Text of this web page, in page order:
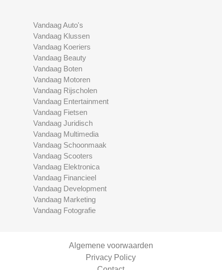
Vandaag Auto's
Vandaag Klussen
Vandaag Koeriers
Vandaag Beauty
Vandaag Boten
Vandaag Motoren
Vandaag Rijscholen
Vandaag Entertainment
Vandaag Fietsen
Vandaag Juridisch
Vandaag Multimedia
Vandaag Schoonmaak
Vandaag Scooters
Vandaag Elektronica
Vandaag Financieel
Vandaag Development
Vandaag Marketing
Vandaag Fotografie
Algemene voorwaarden
Privacy Policy